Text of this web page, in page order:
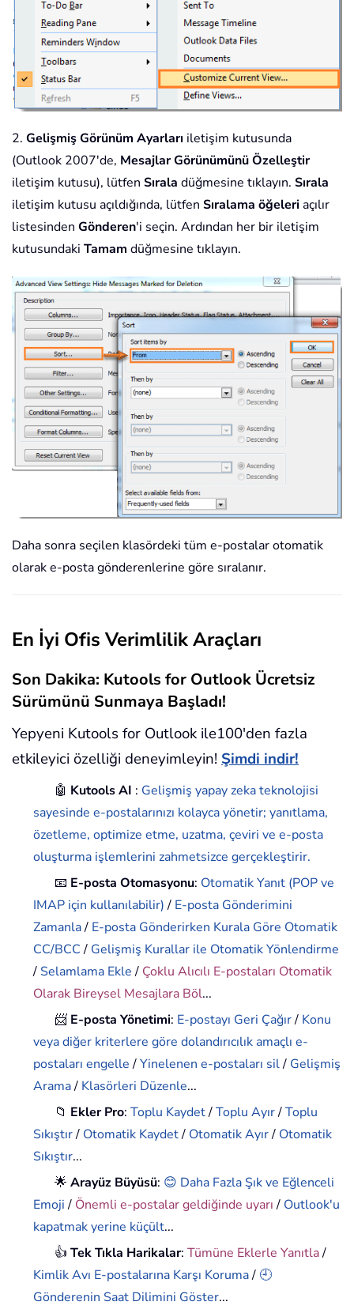
2. Gelişmiş Görünüm Ayarları iletişim kutusunda
(Outlook 2007'de, Mesajlar Görünümünü Özelleştir
iletişim kutusu), lütfen Sırala düğmesine tıklayın. Sırala
iletişim kutusu açıldığında, lütfen Sıralama öğeleri açılır
listesinden Gönderen'i seçin. Ardından her bir iletişim
kutusundaki Tamam düğmesine tıklayın.
Daha sonra seçilen klasördeki tüm e-postalar otomatik
olarak e-posta gönderenlerine göre sıralanır.
En İyi Ofis Verimlilik Araçları
Son Dakika: Kutools for Outlook Ücretsiz
Sürümünü Sunmaya Başladı!
Yepyeni Kutools for Outlook ile100'den fazla
etkileyici özelliği deneyimleyin! Şimdi indir!
🤖 Kutools AI : Gelişmiş yapay zeka teknolojisi
sayesinde e-postalarınızı kolayca yönetir; yanıtlama,
özetleme, optimize etme, uzatma, çeviri ve e-posta
oluşturma işlemlerini zahmetsizce gerçekleştirir.
📧 E-posta Otomasyonu: Otomatik Yanıt (POP ve
IMAP için kullanılabilir)/ E-posta Gönderimini
Zamanla/ E-posta Gönderirken Kurala Göre Otomatik
CC/BCC/ Gelişmiş Kurallar ile Otomatik Yönlendirme
/ Selamlama Ekle/ Çoklu Alıcılı E-postaları Otomatik
Olarak Bireysel Mesajlara Böl...
📨 E-posta Yönetimi: E-postayı Geri Çağır/ Konu
veya diğer kriterlere göre dolandırıcılık amaçlı e-
postaları engelle/Yinelenen e-postaları sil/ Gelişmiş
Arama/ Klasörleri Düzenle...
📁 Ekler Pro:Toplu Kaydet/Toplu Ayır/Toplu
Sıkıştır/ Otomatik Kaydet/ Otomatik Ayır/ Otomatik
Sıkıştır...
🌟Arayüz Büyüsü: 😊 Daha Fazla Şık ve Eğlenceli
Emoji/ Önemli e-postalar geldiğinde uyarı/ Outlook'u
kapatmak yerine küçült...
👍Tek Tıkla Harikalar:Tümüne Eklerle Yanıtla/
Kimlik Avı E-postalarına Karşı Koruma/ 🕘
Gönderenin Saat Dilimini Göster...